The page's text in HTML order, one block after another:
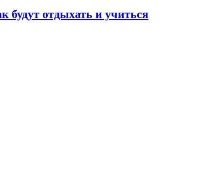
будут отдыхать и учиться